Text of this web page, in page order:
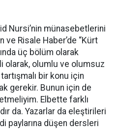
Nursi’nin münasebetlerini
ve Risale Haber’de “Kürt
üç bölüm olarak
olarak, olumlu ve olumsuz
bir konu için
gerekir. Bunun için de
Elbette farklı
da. Yazarlar da eleştirileri
paylarına düşen dersleri